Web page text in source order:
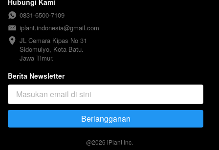
0831-6500-7109
iplant.indonesia@gmail.com
JL Cemara Kipas No 31
Sidomulyo, Kota Batu.
Jawa Timur.
Berita Newsletter
`Berlangganan
@2026 iPlant Inc.